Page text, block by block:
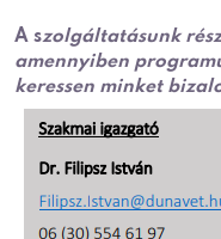
A szolgáltatásunk
amennyiben
keressen minket